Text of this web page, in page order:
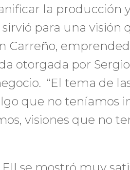
la producción
para una visión
Carreño,
otorgada por
“El tema de
que no teníamos
visiones que no